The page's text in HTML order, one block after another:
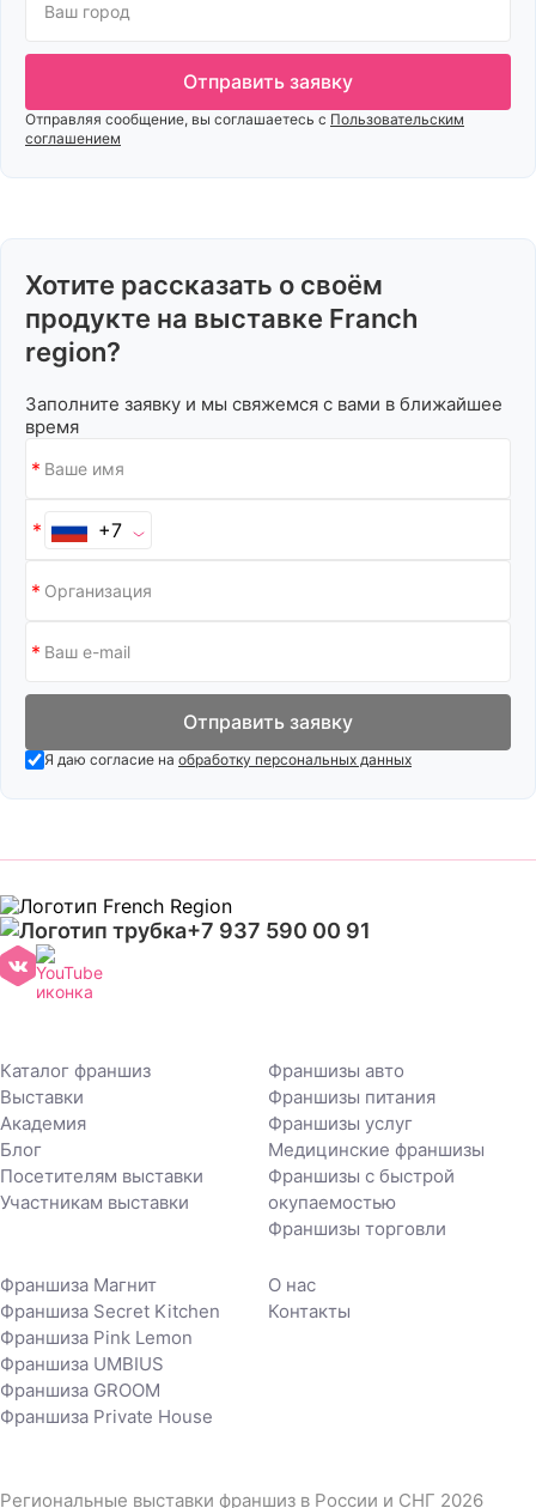
Отправить заявку
Отправляя сообщение, вы соглашаетесь с Пользовательским
соглашением
Хотите рассказать о своём
продукте на выставке Franch
region?
Заполните заявку и мы свяжемся с вами в ближайшее
время
+7
Отправить заявку
Я даю согласие на обработку персональных данных
+7 937 590 00 91
Каталог франшиз
Выставки
Академия
Блог
Посетителям выставки
Участникам выставки
Франшизы авто
Франшизы питания
Франшизы услуг
Медицинские франшизы
Франшизы с быстрой
окупаемостью
Франшизы торговли
Франшиза Магнит
Франшиза Secret Kitchen
Франшиза Pink Lemon
Франшиза UMBIUS
Франшиза GROOM
Франшиза Private House
О нас
Контакты
Региональные выставки франшиз в России и СНГ 2026